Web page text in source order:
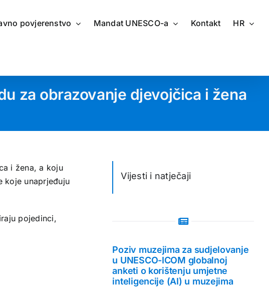
povjerenstvo Mandat UNESCO-a Kontakt HR
za obrazovanje djevojčica i žena
i žena, a koju
koje unaprjeđuju
pojedinci,
Vijesti i natječaji
Poziv muzejima za sudjelovanje
u UNESCO-ICOM globalnoj
anketi o korištenju umjetne
inteligencije (AI) u muzejima